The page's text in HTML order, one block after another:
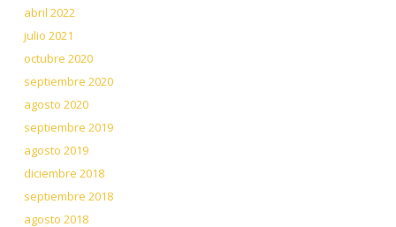
abril 2022
julio 2021
octubre 2020
septiembre 2020
agosto 2020
septiembre 2019
agosto 2019
diciembre 2018
septiembre 2018
agosto 2018